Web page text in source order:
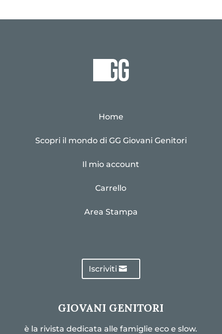
Home
Scopri il mondo di GG Giovani Genitori
Il mio account
Carrello
Area Stampa
Iscriviti
GIOVANI GENITORI
è la rivista dedicata alle famiglie eco e slow.